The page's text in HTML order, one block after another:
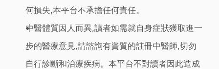
何損失,本平台不承擔任何責任。
中醫體質因人而異,讀者如需就自身症狀獲取進一
步的醫療意見,請諮詢有資質的註冊中醫師,切勿
自行診斷和治療疾病。本平台不對讀者因此造成